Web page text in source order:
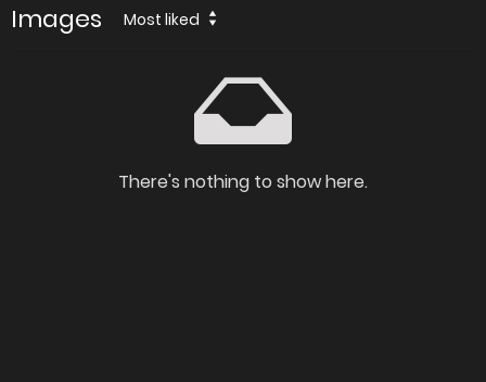
Images Most liked
There's nothing to show here.